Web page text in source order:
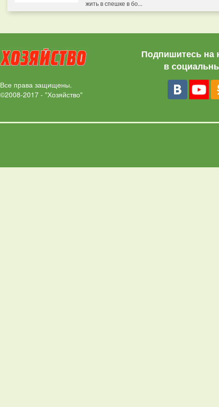
жить в спешке в бо...
Все права защищены.
©2008-2017 - "Хозяйство"
Подпишитесь на
в